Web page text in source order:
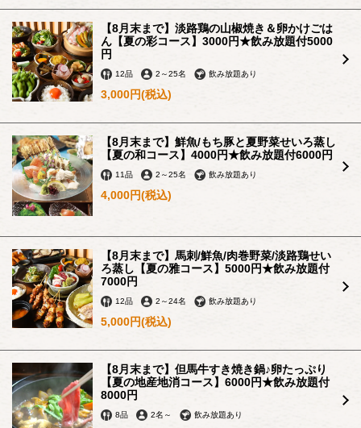
【8月末まで】淡路鶏の山椒焼き＆卵かけごは
ん【夏の彩コース】3000円★飲み放題付5000
円
12品 2 ～25名 飲み放題あり
3,000円(税込)
【8月末まで】鮮魚/もち豚と夏野菜せいろ蒸し
【夏の和コース】4000円★飲み放題付6000円
11品 2 ～25名 飲み放題あり
4,000円(税込)
【8月末まで】馬刺/鮮魚/肉巻野菜/淡路鶏せい
ろ蒸し【夏の雅コース】5000円★飲み放題付
7000円
12品 2 ～24名 飲み放題あり
5,000円(税込)
【8月末まで】但馬牛すき焼き鍋♪卵たっぷり
【夏の地産地消コース】6000円★飲み放題付
8000円
8品 2名 ～ 飲み放題あり